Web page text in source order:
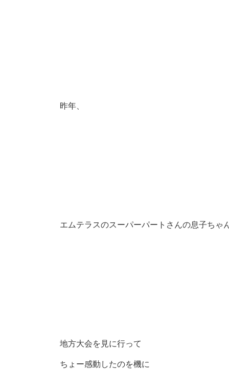
昨年、
エムテラスのスーパーパートさんの息子ちゃ
地方大会を見に行って
ちょー感動したのを機に